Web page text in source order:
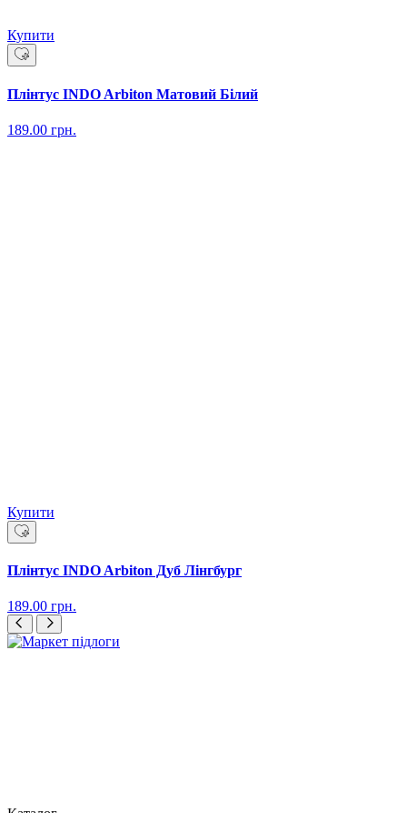
Купити
Плінтус INDO Arbiton Матовий Білий
189.00 грн.
Купити
Плінтус INDO Arbiton Дуб Лінгбург
189.00 грн.